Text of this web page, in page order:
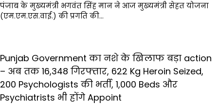
पंजाब के मुख्यमंत्री भगवंत सिंह मान ने आज मुख्यमंत्री सेहत योजना
(एम.एम.एस.वाई.) की प्रगति की…
Punjab Government का नशे के खिलाफ बड़ा action
– अब तक 16,348 गिरफ्तार, 622 Kg Heroin Seized,
200 Psychologists की भर्ती, 1,000 Beds और
Psychiatrists भी होंगे Appoint